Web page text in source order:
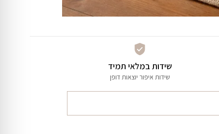
שידות במלאי תמיד
שידות איפור יוצאות דופן